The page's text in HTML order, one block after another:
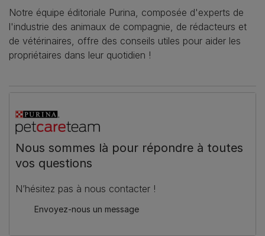
Notre équipe éditoriale Purina, composée d'experts de
l'industrie des animaux de compagnie, de rédacteurs et
de vétérinaires, offre des conseils utiles pour aider les
propriétaires dans leur quotidien !
Nous sommes là pour répondre à toutes
vos questions
N’hésitez pas à nous contacter !
Envoyez-nous un message